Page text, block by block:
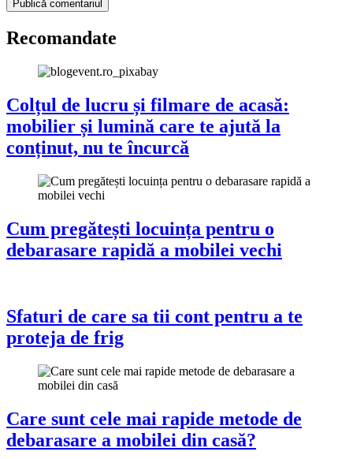
Recomandate
Colțul de lucru și filmare de acasă:
mobilier și lumină care te ajută la
conținut, nu te încurcă
Cum pregătești locuința pentru o
debarasare rapidă a mobilei vechi
Sfaturi de care sa tii cont pentru a te
proteja de frig
Care sunt cele mai rapide metode de
debarasare a mobilei din casă?